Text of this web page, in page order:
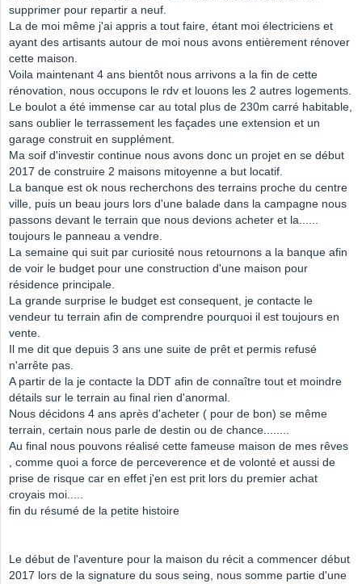
supprimer pour repartir a neuf.
La de moi même j'ai appris a tout faire, étant moi électriciens et
ayant des artisants autour de moi nous avons entièrement rénover
cette maison.
Voila maintenant 4 ans bientôt nous arrivons a la fin de cette
rénovation, nous occupons le rdv et louons les 2 autres logements.
Le boulot a été immense car au total plus de 230m carré habitable,
sans oublier le terrassement les façades une extension et un
garage construit en supplément.
Ma soif d'investir continue nous avons donc un projet en se début
2017 de construire 2 maisons mitoyenne a but locatif.
La banque est ok nous recherchons des terrains proche du centre
ville, puis un beau jours lors d'une balade dans la campagne nous
passons devant le terrain que nous devions acheter et la......
toujours le panneau a vendre.
La semaine qui suit par curiosité nous retournons a la banque afin
de voir le budget pour une construction d'une maison pour
résidence principale.
La grande surprise le budget est consequent, je contacte le
vendeur tu terrain afin de comprendre pourquoi il est toujours en
vente.
Il me dit que depuis 3 ans une suite de prêt et permis refusé
n'arrête pas.
A partir de la je contacte la DDT afin de connaître tout et moindre
détails sur le terrain au final rien d'anormal.
Nous décidons 4 ans après d'acheter ( pour de bon) se même
terrain, certain nous parle de destin ou de chance........
Au final nous pouvons réalisé cette fameuse maison de mes rêves
, comme quoi a force de perceverence et de volonté et aussi de
prise de risque car en effet j'en est prit lors du premier achat
croyais moi.....
fin du résumé de la petite histoire
Le début de l'aventure pour la maison du récit a commencer début
2017 lors de la signature du sous seing, nous somme partie d'une